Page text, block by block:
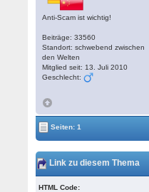
Anti-Scam ist wichtig!
Beiträge: 33560
Standort: schwebend zwischen
den Welten
Mitglied seit: 13. Juli 2010
Geschlecht:
Seiten: 1
Link zu diesem Thema
HTML Code: